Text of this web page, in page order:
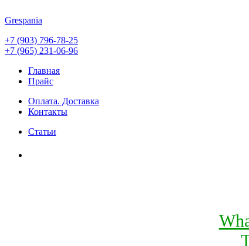
Grespania
+7 (903) 796-78-25
+7 (965) 231-06-96
Главная
Прайс
Оплата. Доставка
Контакты
Статьи